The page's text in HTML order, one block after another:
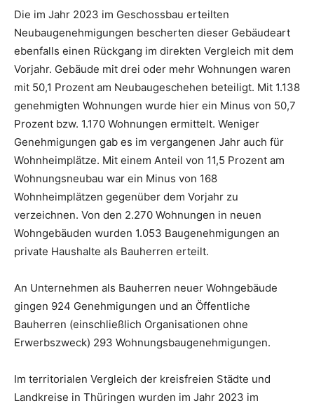
Die im Jahr 2023 im Geschossbau erteilten
Neubaugenehmigungen bescherten dieser Gebäudeart
ebenfalls einen Rückgang im direkten Vergleich mit dem
Vorjahr. Gebäude mit drei oder mehr Wohnungen waren
mit 50,1 Prozent am Neubaugeschehen beteiligt. Mit 1.138
genehmigten Wohnungen wurde hier ein Minus von 50,7
Prozent bzw. 1.170 Wohnungen ermittelt. Weniger
Genehmigungen gab es im vergangenen Jahr auch für
Wohnheimplätze. Mit einem Anteil von 11,5 Prozent am
Wohnungsneubau war ein Minus von 168
Wohnheimplätzen gegenüber dem Vorjahr zu
verzeichnen. Von den 2.270 Wohnungen in neuen
Wohngebäuden wurden 1.053 Baugenehmigungen an
private Haushalte als Bauherren erteilt.
An Unternehmen als Bauherren neuer Wohngebäude
gingen 924 Genehmigungen und an Öffentliche
Bauherren (einschließlich Organisationen ohne
Erwerbszweck) 293 Wohnungsbaugenehmigungen.
Im territorialen Vergleich der kreisfreien Städte und
Landkreise in Thüringen wurden im Jahr 2023 im